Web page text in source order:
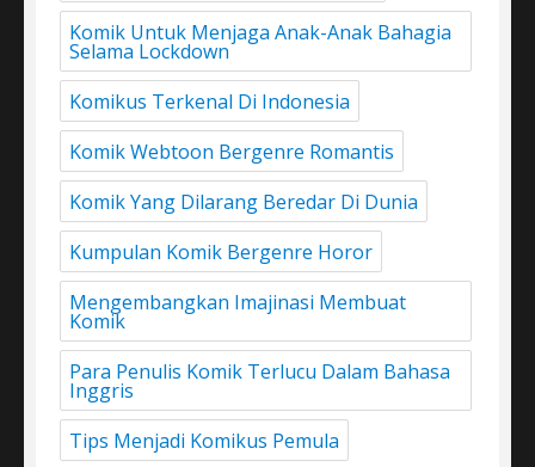
Komik Untuk Menjaga Anak-Anak Bahagia
Selama Lockdown
Komikus Terkenal Di Indonesia
Komik Webtoon Bergenre Romantis
Komik Yang Dilarang Beredar Di Dunia
Kumpulan Komik Bergenre Horor
Mengembangkan Imajinasi Membuat
Komik
Para Penulis Komik Terlucu Dalam Bahasa
Inggris
Tips Menjadi Komikus Pemula